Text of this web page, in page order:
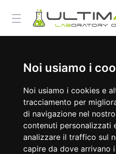
Noi usiamo i
Noi usiamo i cookies e
tracciamento per
di navigazione nel
contenuti personalizzati
analizzare il traffico sul
capire da dove arrivano